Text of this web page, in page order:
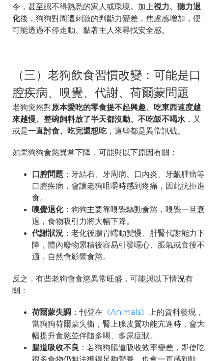
令，甚至認不得熟悉的家人或環境。加上視力、聽力退
化後，狗狗對周遭刺激的判斷力變差，焦慮感增加，便
可能透過不停走動、黏著主人來尋找安全感。
（三）老狗飲食習慣改變：可能是口
腔疾病、嗅覺、代謝、荷爾蒙問題
老狗突然對原本愛吃的零食提不起興趣、吃東西速度越
來越慢、整碗飼料放了半天都沒動、不吃飯不喝水 ，又
或是一直討食、吃完還想吃，這些都是異常訊號。
如果狗狗食慾異常下降，可能與以下原因有關：
口腔問題 ：牙結石、牙周病、口內炎、牙齦腫瘤等
口腔疾病，會讓老狗咀嚼時感到疼痛，因此抗拒進
食。
嗅覺退化：狗狗主要靠嗅覺驅動食慾，嗅覺一旦衰
退，食物吸引力將大幅下降。
代謝狀況 ：老化後腸胃蠕動變慢、肝腎代謝能力下
降，體內廢物累積後容易引發噁心、脹氣或食後不
適，自然會影響食慾。
反之，有些老狗會食慾異常旺盛，可能與以下情況有
關：
荷爾蒙失調 ：刊登在 《Animals》
上的資料發現，
當狗狗荷爾蒙失衡，腎上腺皮質功能亢進時，會大
幅提升食慾並伴隨多喝、多尿症狀。
腸道吸收不良 ：若狗狗腸道吸收效率變差，即使吃
很多食物仍無法獲得足夠營養，也會一直感到飢